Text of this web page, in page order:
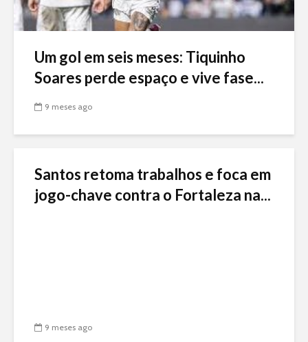
Um gol em seis meses: Tiquinho
Soares perde espaço e vive fase...
9 meses ago
Santos retoma trabalhos e foca em
jogo-chave contra o Fortaleza na...
9 meses ago